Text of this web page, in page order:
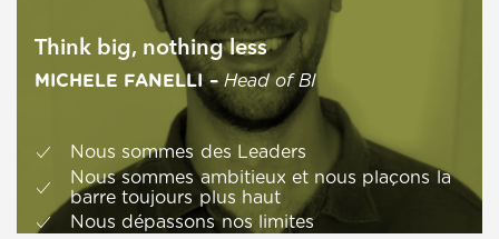
Think big, nothing less
MICHELE FANELLI –Head of BI
Nous sommes des Leaders
Nous sommes ambitieux et nous plaçons la
barre toujours plus haut
Nous dépassons nos limites